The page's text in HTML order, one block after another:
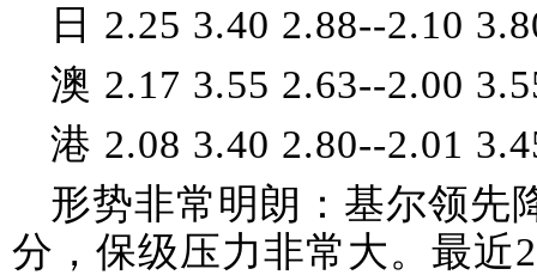
日 2.25 3.40 2.88--2.10
澳 2.17 3.55 2.63--2.00
港 2.08 3.40 2.80--2.01
形势非常明朗：基尔领先
分，保级压力非常大。最近